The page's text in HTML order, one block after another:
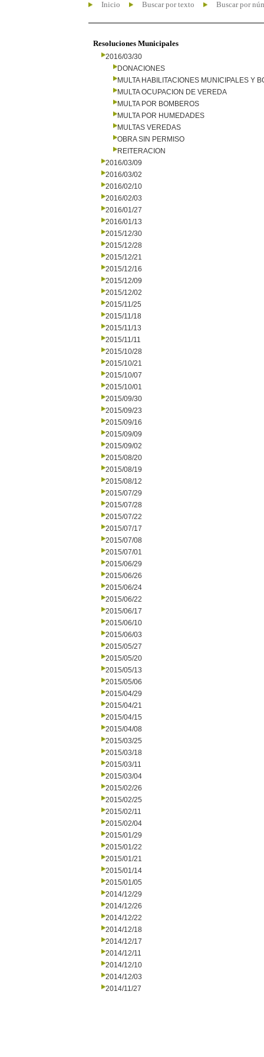
Inicio Buscar por texto Buscar por
Resoluciones Municipales
2016/03/30
DONACIONES
MULTA HABILITACIONES MUNICIPALES Y
MULTA OCUPACION DE VEREDA
MULTA POR BOMBEROS
MULTA POR HUMEDADES
MULTAS VEREDAS
OBRA SIN PERMISO
REITERACION
2016/03/09
2016/03/02
2016/02/10
2016/02/03
2016/01/27
2016/01/13
2015/12/30
2015/12/28
2015/12/21
2015/12/16
2015/12/09
2015/12/02
2015/11/25
2015/11/18
2015/11/13
2015/11/11
2015/10/28
2015/10/21
2015/10/07
2015/10/01
2015/09/30
2015/09/23
2015/09/16
2015/09/09
2015/09/02
2015/08/20
2015/08/19
2015/08/12
2015/07/29
2015/07/28
2015/07/22
2015/07/17
2015/07/08
2015/07/01
2015/06/29
2015/06/26
2015/06/24
2015/06/22
2015/06/17
2015/06/10
2015/06/03
2015/05/27
2015/05/20
2015/05/13
2015/05/06
2015/04/29
2015/04/21
2015/04/15
2015/04/08
2015/03/25
2015/03/18
2015/03/11
2015/03/04
2015/02/26
2015/02/25
2015/02/11
2015/02/04
2015/01/29
2015/01/22
2015/01/21
2015/01/14
2015/01/05
2014/12/29
2014/12/26
2014/12/22
2014/12/18
2014/12/17
2014/12/11
2014/12/10
2014/12/03
2014/11/27